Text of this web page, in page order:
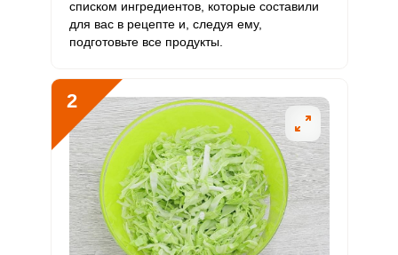
Витамин
D
0.1 мкг 10 мкг 0.1
Витамин
E
Биотин 50 мг 0.7
Витамин
К
82.8 мкг 120 мкг 12 17.2
Витамин
РР
5.9 мг 20 мг 5.1 7.3
списком ингредиентов, которые составили
для вас в рецепте и, следуя ему,
подготовьте все продукты.
2